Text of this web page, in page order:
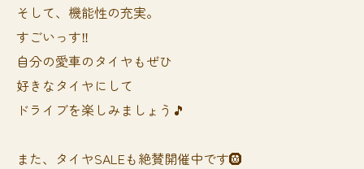
そして、機能性の充実。
すごいっす‼️
自分の愛車のタイヤもぜひ
好きなタイヤにして
ドライブを楽しみましょう🎵
また、タイヤSALEも絶賛開催中です🛞